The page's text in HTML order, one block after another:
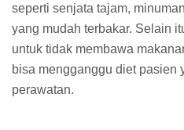
seperti senjata tajam,
yang mudah terbakar. Selain
untuk tidak membawa
bisa mengganggu diet pasien
perawatan.